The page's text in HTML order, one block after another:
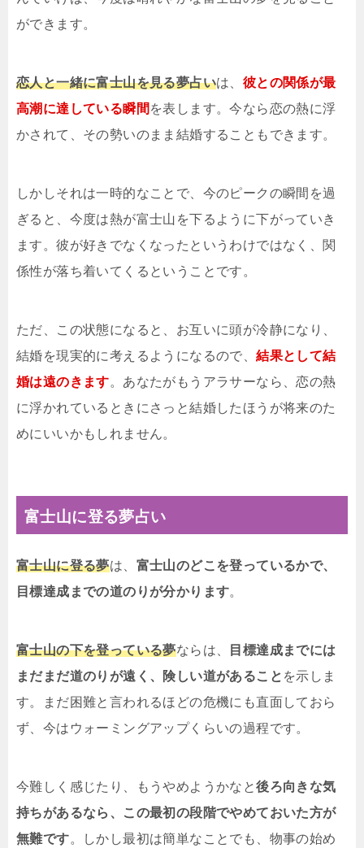
ができます。
恋人と一緒に富士山を見る夢占いは、 彼との関係が最
高潮に達している瞬間 を表します。今なら恋の熱に浮
かされて、その勢いのまま結婚することもできます。
しかしそれは一時的なことで、今のピークの瞬間を過
ぎると、今度は熱が富士山を下るように下がっていき
ます。彼が好きでなくなったというわけではなく、関
係性が落ち着いてくるということです。
ただ、この状態になると、お互いに頭が冷静になり、
結婚を現実的に考えるようになるので、結果として結
婚は遠のきます。あなたがもうアラサーなら、恋の熱
に浮かれているときにさっと結婚したほうが将来のた
めにいいかもしれません。
富士山に登る夢占い
富士山に登る夢は、 富士山のどこを登っているかで、
目標達成までの道のりが分かります。
富士山の下を登っている夢ならは、
目標達成までには
まだまだ道のりが遠く、険しい道があること を示しま
す。まだ困難と言われるほどの危機にも直面しておら
ず、今はウォーミングアップくらいの過程です。
今難しく感じたり、もうやめようかなと後ろ向きな気
持ちがあるなら、この最初の段階でやめておいた方が
無難です。しかし最初は簡単なことでも、物事の始め